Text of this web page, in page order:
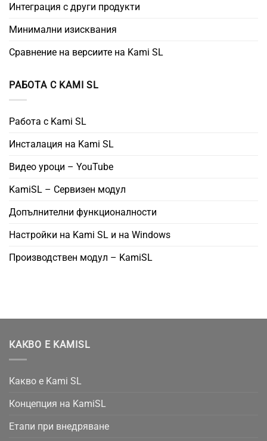
Интеграция с други продукти
Минимални изисквания
Сравнение на версиите на Kami SL
РАБОТА С KAMI SL
Работа с Kami SL
Инсталация на Kami SL
Видео уроци – YouTube
KamiSL – Сервизен модул
Допълнителни функционалности
Настройки на Kami SL и на Windows
Производствен модул – KamiSL
КАКВО Е KAMISL
Какво е Kami SL
Концепция на KamiSL
Етапи при внедряване